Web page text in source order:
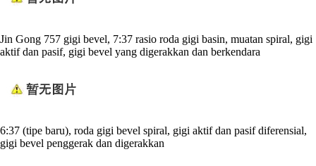
Jin Gong 757 gigi bevel, 7:37 rasio roda gigi basin, muatan spiral, gigi
aktif dan pasif, gigi bevel yang digerakkan dan berkendara
6:37 (tipe baru), roda gigi bevel spiral, gigi aktif dan pasif diferensial,
gigi bevel penggerak dan digerakkan